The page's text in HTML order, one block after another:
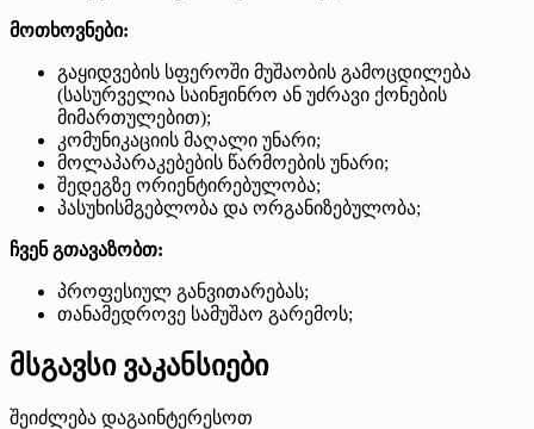
მოთხოვნები:
გაყიდვების სფეროში მუშაობის გამოცდილება
(სასურველია საინჟინრო ან უძრავი ქონების
მიმართულებით);
კომუნიკაციის მაღალი უნარი;
მოლაპარაკებების წარმოების უნარი;
შედეგზე ორიენტირებულობა;
პასუხისმგებლობა და ორგანიზებულობა;
ჩვენ გთავაზობთ:
პროფესიულ განვითარებას;
თანამედროვე სამუშაო გარემოს;
მსგავსი ვაკანსიები
შეიძლება დაგაინტერესოთ